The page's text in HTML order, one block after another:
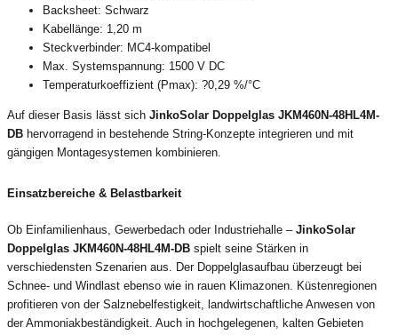
Backsheet: Schwarz
Kabellänge: 1,20 m
Steckverbinder: MC4-kompatibel
Max. Systemspannung: 1500 V DC
Temperaturkoeffizient (Pmax): ?0,29 %/°C
Auf dieser Basis lässt sich JinkoSolar Doppelglas JKM460N-48HL4M-
DB hervorragend in bestehende String-Konzepte integrieren und mit
gängigen Montagesystemen kombinieren.
Einsatzbereiche & Belastbarkeit
Ob Einfamilienhaus, Gewerbedach oder Industriehalle – JinkoSolar
Doppelglas JKM460N-48HL4M-DB spielt seine Stärken in
verschiedensten Szenarien aus. Der Doppelglasaufbau überzeugt bei
Schnee- und Windlast ebenso wie in rauen Klimazonen. Küstenregionen
profitieren von der Salznebelfestigkeit, landwirtschaftliche Anwesen von
der Ammoniakbeständigkeit. Auch in hochgelegenen, kalten Gebieten